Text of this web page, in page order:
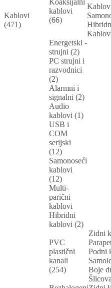
Kablovi
(471)
Koaksijalni
kablovi
(66)
Energetski -
strujni (2)
PC strujni i
razvodnici
(2)
Alarmni i
signalni (2)
Audio
kablovi (1)
USB i
COM
serijski
(12)
Samonoseći
kablovi
(12)
Multi-
parični
kablovi
Hibridni
kablovi (2)
PVC
plastični
kanali
(254)
Zidni
Podni
Boje